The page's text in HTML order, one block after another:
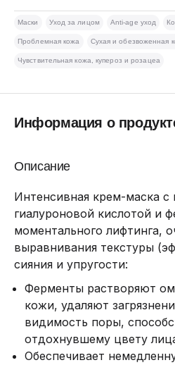
Маски Уход за лицом Anti-age уход
Проблемная кожа Сухая и обезвоженная
Чувствительная кожа, купероз и розацеа
Информация о
Описание
Интенсивная крем-маска с
гиалуроновой кислотой и
моментального лифтинга,
выравнивания текстуры
сияния и упругости:
Ферменты растворяют
кожи, удаляют
видимость поры,
отдохнувшему цвету
Обеспечивает